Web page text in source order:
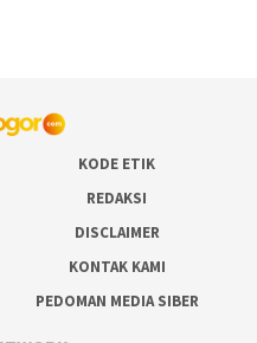
KODE ETIK
REDAKSI
DISCLAIMER
KONTAK KAMI
PEDOMAN MEDIA SIBER